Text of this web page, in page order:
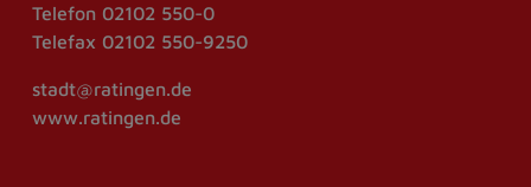
Telefon 02102 550-0
Telefax 02102 550-9250
stadt@ratingen.de
www.ratingen.de